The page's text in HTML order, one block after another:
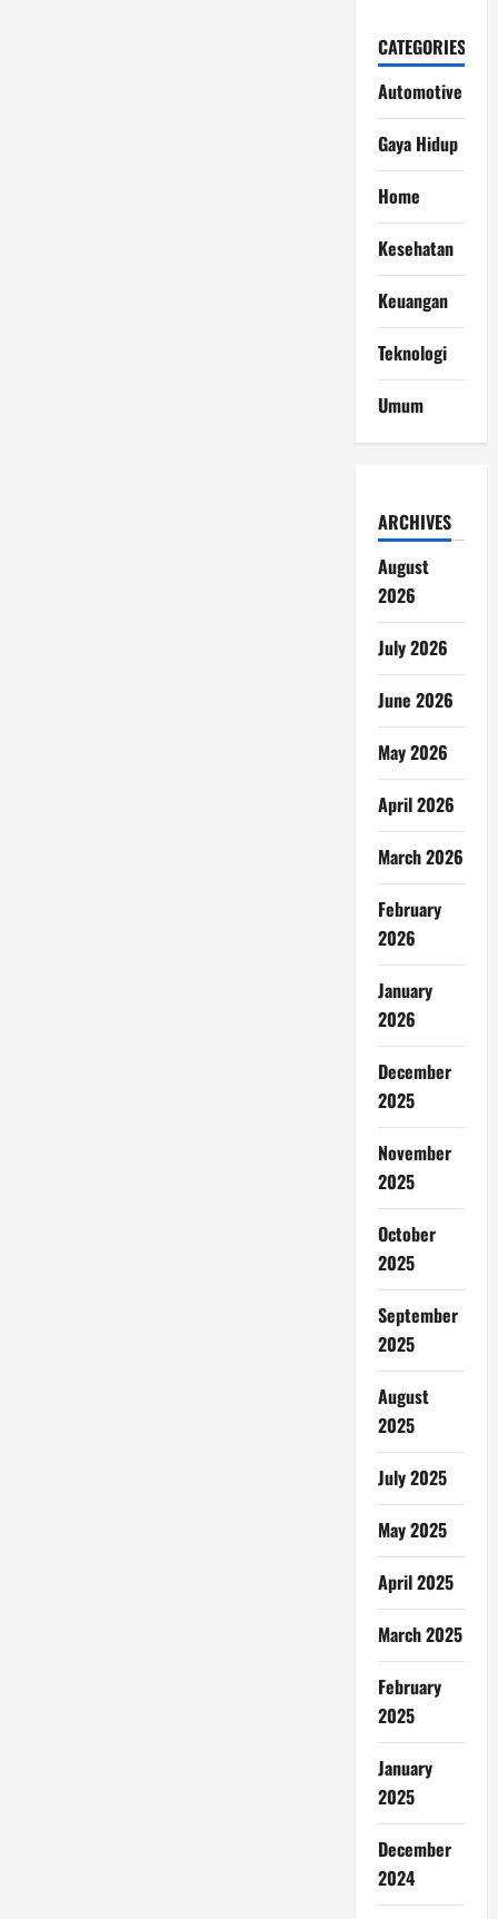
CATEGORIES
Automotive
Gaya Hidup
Home
Kesehatan
Keuangan
Teknologi
Umum
ARCHIVES
August
2026
July 2026
June 2026
May 2026
April 2026
March 2026
February
2026
January
2026
December
2025
November
2025
October
2025
September
2025
August
2025
July 2025
May 2025
April 2025
March 2025
February
2025
January
2025
December
2024